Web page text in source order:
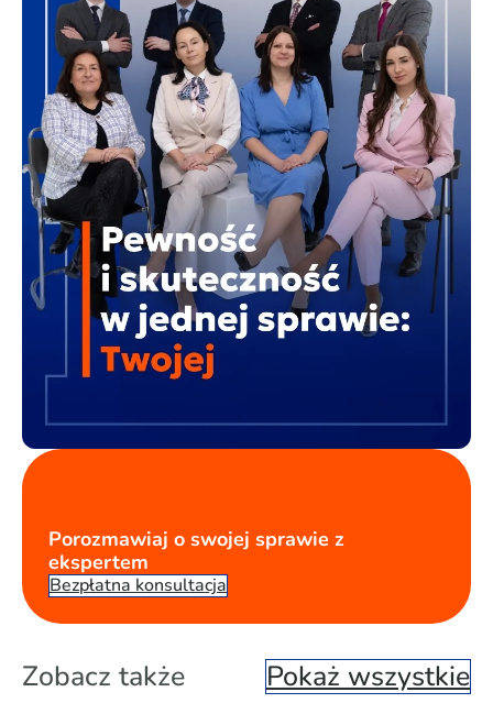
Porozmawiaj o swojej sprawie z
ekspertem
Bezpłatna konsultacja
Zobacz także Pokaż wszystkie